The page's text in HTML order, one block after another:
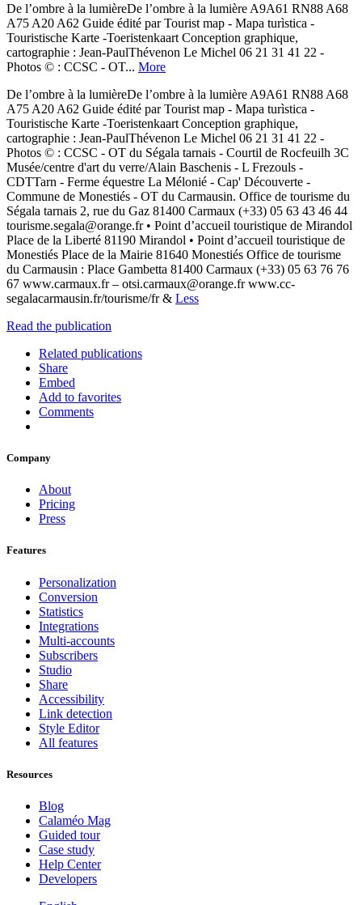
De l’ombre à la lumièreDe l’ombre à la lumière A9A61 RN88 A68
A75 A20 A62 Guide édité par Tourist map - Mapa turìstica -
Touristische Karte -Toeristenkaart Conception graphique,
cartographie : Jean-PaulThévenon Le Michel 06 21 31 41 22 -
Photos © : CCSC - OT... More
De l’ombre à la lumièreDe l’ombre à la lumière A9A61 RN88 A68
A75 A20 A62 Guide édité par Tourist map - Mapa turìstica -
Touristische Karte -Toeristenkaart Conception graphique,
cartographie : Jean-PaulThévenon Le Michel 06 21 31 41 22 -
Photos © : CCSC - OT du Ségala tarnais - Courtil de Rocfeuilh 3C
Musée/centre d'art du verre/Alain Baschenis - L Frezouls -
CDTTarn - Ferme équestre La Mélonié - Cap' Découverte -
Commune de Monestiés - OT du Carmausin. Office de tourisme du
Ségala tarnais 2, rue du Gaz 81400 Carmaux (+33) 05 63 43 46 44
tourisme.segala@orange.fr • Point d’accueil touristique de Mirandol
Place de la Liberté 81190 Mirandol • Point d’accueil touristique de
Monestiés Place de la Mairie 81640 Monestiés Office de tourisme
du Carmausin : Place Gambetta 81400 Carmaux (+33) 05 63 76 76
67 www.carmaux.fr – otsi.carmaux@orange.fr www.cc-
segalacarmausin.fr/tourisme/fr & Less
Read the publication
Related publications
Share
Embed
Add to favorites
Comments
Company
About
Pricing
Press
Features
Personalization
Conversion
Statistics
Integrations
Multi-accounts
Subscribers
Studio
Share
Accessibility
Link detection
Style Editor
All features
Resources
Blog
Calaméo Mag
Guided tour
Case study
Help Center
Developers